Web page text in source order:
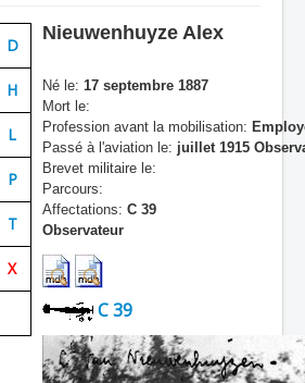
D
H
L
P
T
X
Nieuwenhuyze Alex
Né le: 17 septembre 1887
Mort le:
Profession avant la mobilisation:
Passé à l'aviation le: juillet 1915
Brevet militaire le:
Parcours:
Affectations: C 39
Observateur
C 39